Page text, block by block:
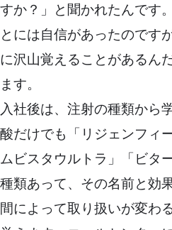
すか？」と聞かれたんです
とには自信があったのです
に沢山覚えることがあるん
ます。
入社後は、注射の種類から
酸だけでも「リジェンフィ
ムビスタウルトラ」「ビタ
種類あって、その名前と効
間によって取り扱いが変わ